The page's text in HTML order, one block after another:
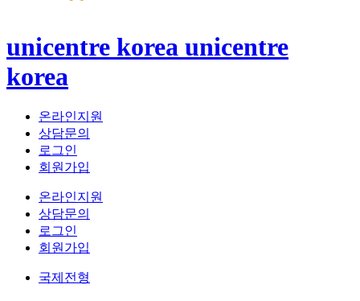
unicentre korea unicentre
korea
온라인지원
상담문의
로그인
회원가입
온라인지원
상담문의
로그인
회원가입
국제전형